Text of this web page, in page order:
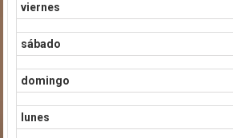
viernes
sábado
domingo
lunes